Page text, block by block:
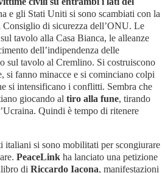
e gli Stati Uniti si sono scambiati con la
Consiglio di sicurezza dell’ONU. Le
tavolo alla Casa Bianca, le alleanze
dell’indipendenza delle
sul tavolo al Cremlino. Si costruiscono
si fanno minacce e si cominciano colpi
si intensificano i conflitti. Sembra che
giocando al tiro alla fune, tirando
Quindi è tempo di ritenere
si sono mobilitati per scongiurare
PeaceLink ha lanciato una petizione
di Riccardo Iacona, manifestazioni